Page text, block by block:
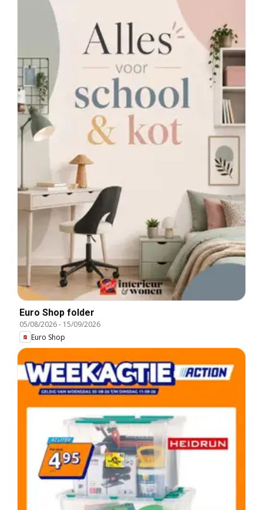
Euro Shop folder
05/08/2026- 15/09/2026
Euro Shop